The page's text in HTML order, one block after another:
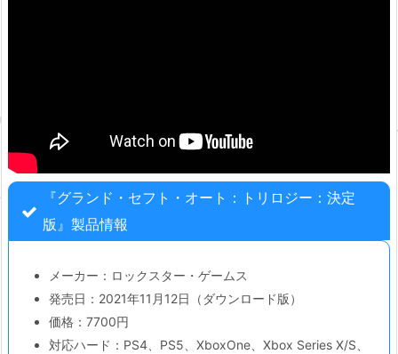
『グランド・セフト・オート：トリロジー：決定
版』製品情報
メーカー：ロックスター・ゲームス
発売日：2021年11月12日（ダウンロード版）
価格：7700円
対応ハード：PS4、PS5、XboxOne、Xbox Series X/S、